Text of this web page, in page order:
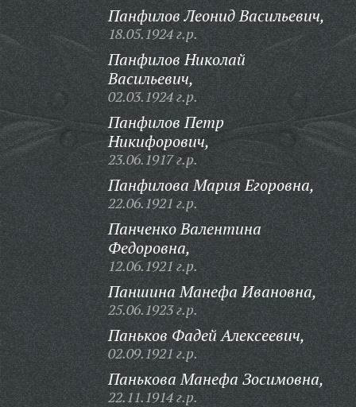
Панфилов Леонид Васильевич,
18.05.1924 г.р.
Панфилов Николай
Васильевич,
02.03.1924 г.р.
Панфилов Петр
Никифорович,
23.06.1917 г.р.
Панфилова Мария Егоровна,
22.06.1921 г.р.
Панченко Валентина
Федоровна,
12.06.1921 г.р.
Паншина Манефа Ивановна,
25.06.1923 г.р.
Паньков Фадей Алексеевич,
02.09.1921 г.р.
Панькова Манефа Зосимовна,
22.11.1914 г.р.